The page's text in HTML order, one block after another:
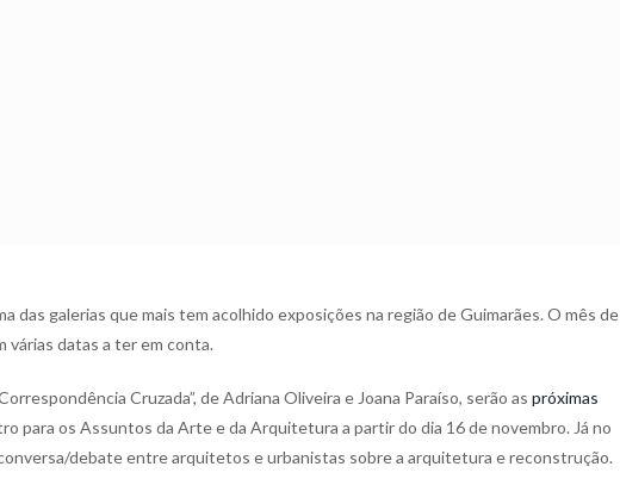
das galerias que mais tem acolhido exposições na região de Guimarães. O mês de
várias datas a ter em conta.
Cruzada”, de Adriana Oliveira e Joana Paraíso, serão as próximas
para os Assuntos da Arte e da Arquitetura a partir do dia 16 de novembro. Já no
debate entre arquitetos e urbanistas sobre a arquitetura e reconstrução.